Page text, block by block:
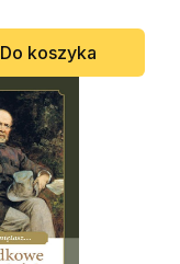
Do koszyka